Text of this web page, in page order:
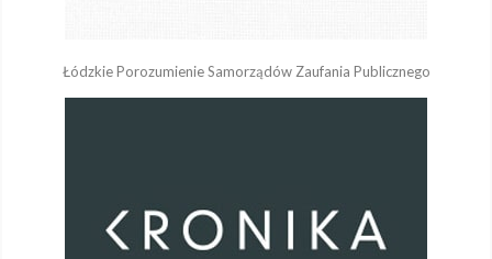
Łódzkie Porozumienie Samorządów Zaufania Publicznego